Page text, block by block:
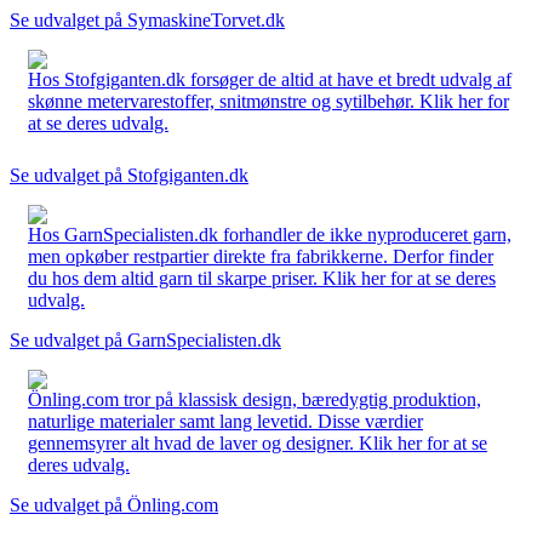
Se udvalget på SymaskineTorvet.dk
Hos Stofgiganten.dk forsøger de altid at have et bredt udvalg af
skønne metervarestoffer, snitmønstre og sytilbehør. Klik her for
at se deres udvalg.
Se udvalget på Stofgiganten.dk
Hos GarnSpecialisten.dk forhandler de ikke nyproduceret garn,
men opkøber restpartier direkte fra fabrikkerne. Derfor finder
du hos dem altid garn til skarpe priser. Klik her for at se deres
udvalg.
Se udvalget på GarnSpecialisten.dk
Önling.com tror på klassisk design, bæredygtig produktion,
naturlige materialer samt lang levetid. Disse værdier
gennemsyrer alt hvad de laver og designer. Klik her for at se
deres udvalg.
Se udvalget på Önling.com